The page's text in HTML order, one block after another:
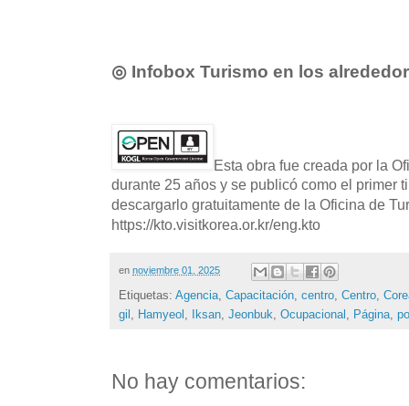
◎ Infobox Turismo en los
Esta obra fue creada por la
durante 25 años y se publicó como el primer
descargarlo gratuitamente de la Oficina de
https://kto.visitkorea.or.kr/eng.kto
en noviembre 01, 2025
Etiquetas: Agencia Capacitación centro Centro
gil
Hamyeol Iksan Jeonbuk Ocupacional Página
No hay comentarios: